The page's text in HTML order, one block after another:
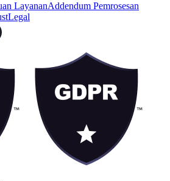
LayananAddendum Pemrosesan
Legal